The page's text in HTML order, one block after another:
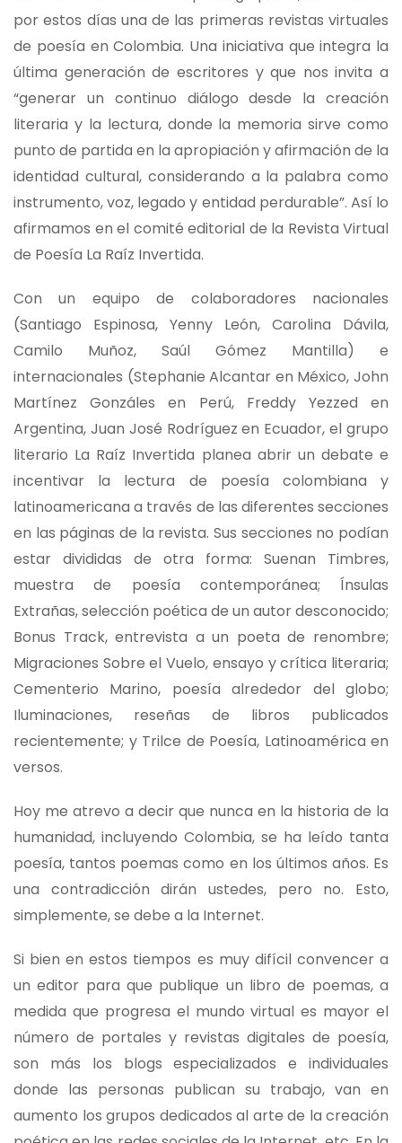
por estos días una de las primeras revistas virtuales
de poesía en Colombia. Una iniciativa que integra la
última generación de escritores y que nos invita a
“generar un continuo diálogo desde la creación
literaria y la lectura, donde la memoria sirve como
punto de partida en la apropiación y afirmación de la
identidad cultural, considerando a la palabra como
instrumento, voz, legado y entidad perdurable”. Así lo
afirmamos en el comité editorial de la Revista Virtual
de Poesía La Raíz Invertida.
Con un equipo de colaboradores nacionales
(Santiago Espinosa, Yenny León, Carolina Dávila,
Camilo Muñoz, Saúl Gómez Mantilla) e
internacionales (Stephanie Alcantar en México, John
Martínez Gonzáles en Perú, Freddy Yezzed en
Argentina, Juan José Rodríguez en Ecuador, el grupo
literario La Raíz Invertida planea abrir un debate e
incentivar la lectura de poesía colombiana y
latinoamericana a través de las diferentes secciones
en las páginas de la revista. Sus secciones no podían
estar divididas de otra forma: Suenan Timbres,
muestra de poesía contemporánea; Ínsulas
Extrañas, selección poética de un autor desconocido;
Bonus Track, entrevista a un poeta de renombre;
Migraciones Sobre el Vuelo, ensayo y crítica literaria;
Cementerio Marino, poesía alrededor del globo;
Iluminaciones, reseñas de libros publicados
recientemente; y Trilce de Poesía, Latinoamérica en
versos.
Hoy me atrevo a decir que nunca en la historia de la
humanidad, incluyendo Colombia, se ha leído tanta
poesía, tantos poemas como en los últimos años. Es
una contradicción dirán ustedes, pero no. Esto,
simplemente, se debe a la Internet.
Si bien en estos tiempos es muy difícil convencer a
un editor para que publique un libro de poemas, a
medida que progresa el mundo virtual es mayor el
número de portales y revistas digitales de poesía,
son más los blogs especializados e individuales
donde las personas publican su trabajo, van en
aumento los grupos dedicados al arte de la creación